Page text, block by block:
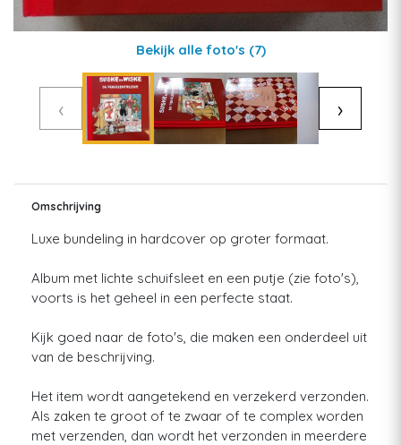
Bekijk alle foto's (7)
‹ ›
Omschrijving
Luxe bundeling in hardcover op groter formaat.
Album met lichte schuifsleet en een putje (zie foto's),
voorts is het geheel in een perfecte staat.
Kijk goed naar de foto's, die maken een onderdeel uit
van de beschrijving.
Het item wordt aangetekend en verzekerd verzonden.
Als zaken te groot of te zwaar of te complex worden
met verzenden, dan wordt het verzonden in meerdere